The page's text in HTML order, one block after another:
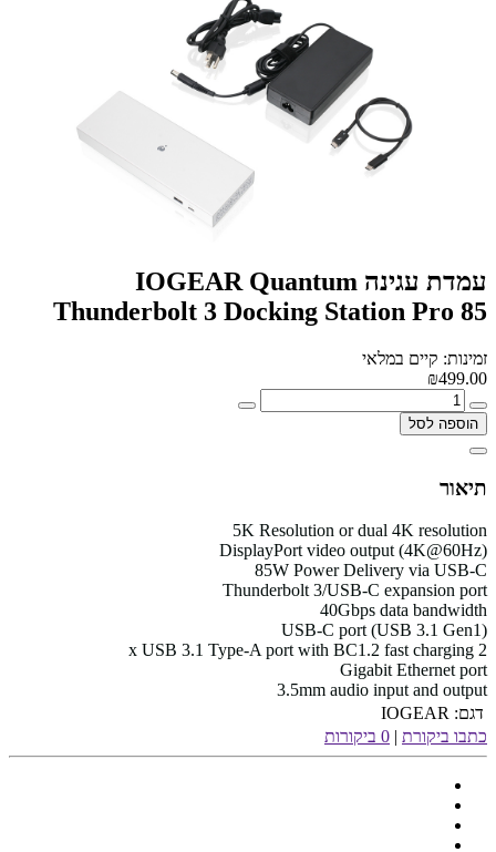
עמדת עגינה IOGEAR Quantum
Thunderbolt 3 Docking Station Pro 85
זמינות: קיים במלאי
₪499.00
הוספה לסל
תיאור
5K Resolution or dual 4K resolution
DisplayPort video output (4K@60Hz)
85W Power Delivery via USB-C
Thunderbolt 3/USB-C expansion port
40Gbps data bandwidth
USB-C port (USB 3.1 Gen1)
2 x USB 3.1 Type-A port with BC1.2 fast charging
Gigabit Ethernet port
3.5mm audio input and output
דגם: IOGEAR
כתבו ביקורת | 0 ביקורות